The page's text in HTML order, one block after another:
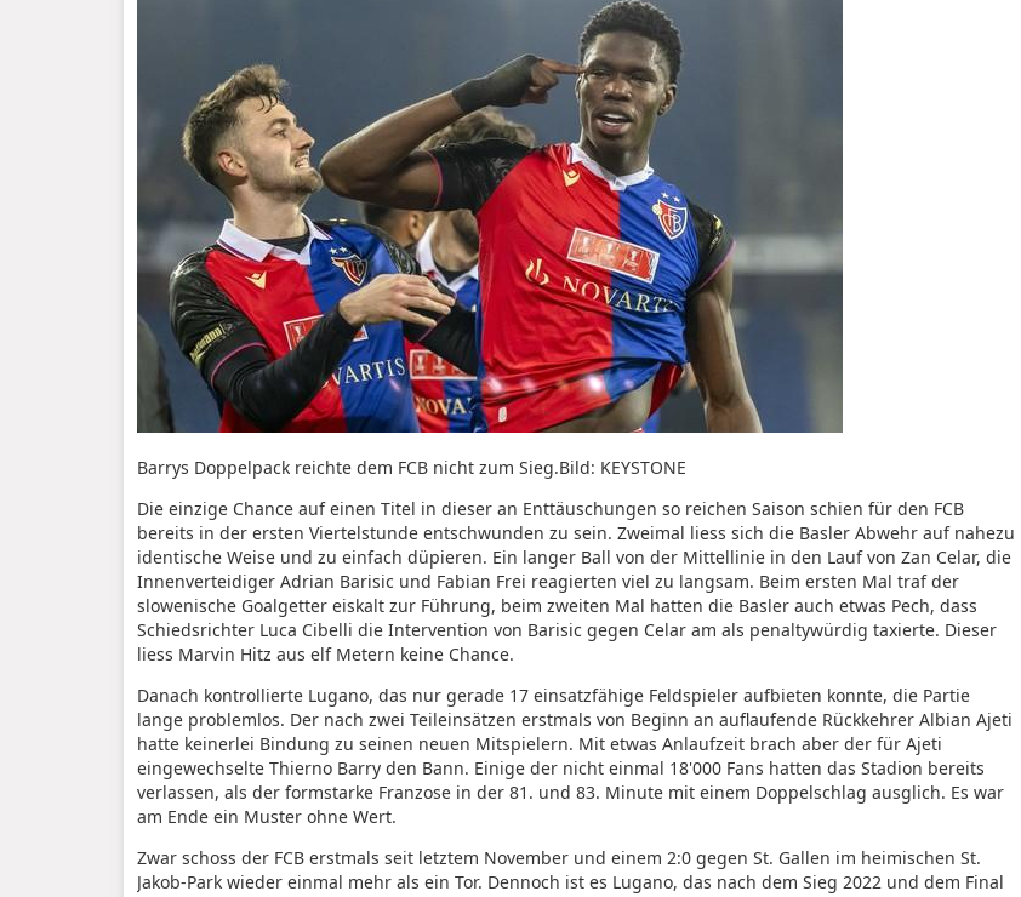
Barrys Doppelpack reichte dem FCB nicht zum Sieg.Bild: KEYSTONE
Die einzige Chance auf einen Titel in dieser an Enttäuschungen so reichen Saison schien für den FCB
bereits in der ersten Viertelstunde entschwunden zu sein. Zweimal liess sich die Basler Abwehr auf nahezu
identische Weise und zu einfach düpieren. Ein langer Ball von der Mittellinie in den Lauf von Zan Celar, die
Innenverteidiger Adrian Barisic und Fabian Frei reagierten viel zu langsam. Beim ersten Mal traf der
slowenische Goalgetter eiskalt zur Führung, beim zweiten Mal hatten die Basler auch etwas Pech, dass
Schiedsrichter Luca Cibelli die Intervention von Barisic gegen Celar am als penaltywürdig taxierte. Dieser
liess Marvin Hitz aus elf Metern keine Chance.
Danach kontrollierte Lugano, das nur gerade 17 einsatzfähige Feldspieler aufbieten konnte, die Partie
lange problemlos. Der nach zwei Teileinsätzen erstmals von Beginn an auflaufende Rückkehrer Albian Ajeti
hatte keinerlei Bindung zu seinen neuen Mitspielern. Mit etwas Anlaufzeit brach aber der für Ajeti
eingewechselte Thierno Barry den Bann. Einige der nicht einmal 18'000 Fans hatten das Stadion bereits
verlassen, als der formstarke Franzose in der 81. und 83. Minute mit einem Doppelschlag ausglich. Es war
am Ende ein Muster ohne Wert.
Zwar schoss der FCB erstmals seit letztem November und einem 2:0 gegen St. Gallen im heimischen St.
Jakob-Park wieder einmal mehr als ein Tor. Dennoch ist es Lugano, das nach dem Sieg 2022 und dem Final